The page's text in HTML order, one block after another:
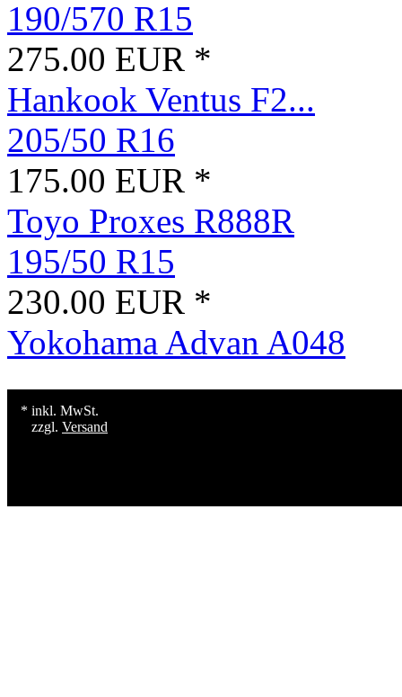
190/570 R15
275.00 EUR *
Hankook Ventus F2...
205/50 R16
175.00 EUR *
Toyo Proxes R888R
195/50 R15
230.00 EUR *
Yokohama Advan A048
* inkl. MwSt.
zzgl. Versand